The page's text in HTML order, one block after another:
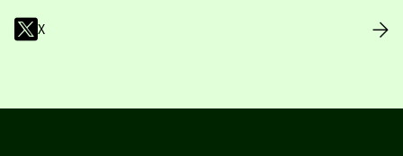
X